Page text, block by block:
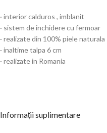
· interior calduros , imblanit
· sistem de inchidere cu fermoar
· realizate din 100% piele naturala
· inaltime talpa 6 cm
· realizate in Romania
Informații suplimentare